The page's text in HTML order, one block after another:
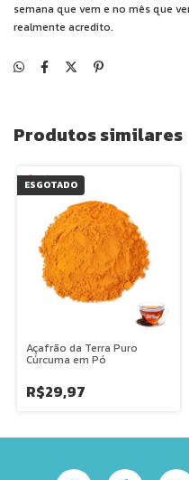
semana que vem e no mês que
realmente acredito.
Produtos similares
ESGOTADO
Açafrão da Terra Puro
Cúrcuma em Pó
R$29,97